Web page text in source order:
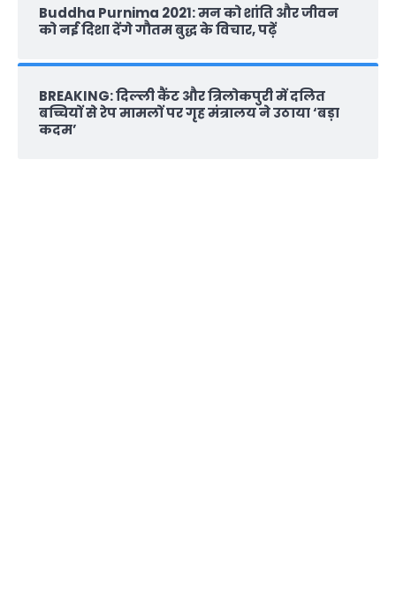
Buddha Purnima 2021: मन को शांति और जीवन
को नई दिशा देंगे गौतम बुद्ध के विचार, पढ़ें
BREAKING: दिल्‍ली कैंट और त्रिलोकपुरी में दलित
बच्चियों से रेप मामलों पर गृह मंत्रालय ने उठाया ‘बड़ा
कदम’